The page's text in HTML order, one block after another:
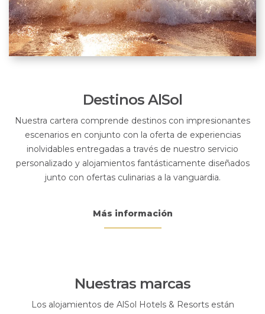
Destinos AlSol
Nuestra cartera comprende destinos con impresionantes
escenarios en conjunto con la oferta de experiencias
inolvidables entregadas a través de nuestro servicio
personalizado y alojamientos fantásticamente diseñados
junto con ofertas culinarias a la vanguardia.
Más información
Nuestras marcas
Los alojamientos de AlSol Hotels & Resorts están